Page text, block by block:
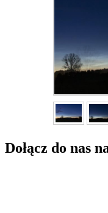
Dołącz do nas